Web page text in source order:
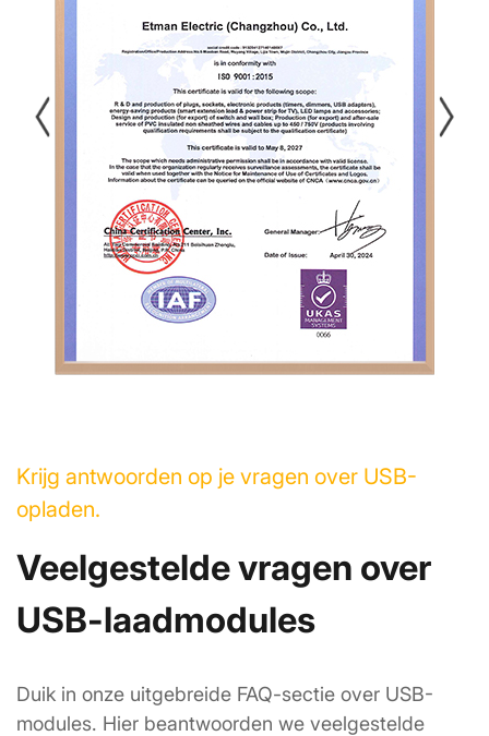
Krijg antwoorden op je vragen over USB-
opladen.
Veelgestelde vragen over
USB-laadmodules
Duik in onze uitgebreide FAQ-sectie over USB-
modules. Hier beantwoorden we veelgestelde